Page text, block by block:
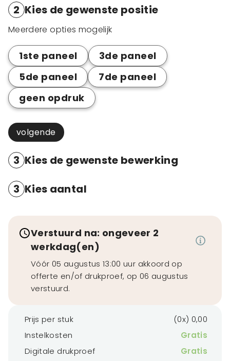
2 Kies de gewenste positie
Meerdere opties mogelijk
1ste paneel
3de paneel
5de paneel
7de paneel
geen opdruk
volgende
3 Kies de gewenste bewerking
3 Kies aantal
Verstuurd na: ongeveer 2
werkdag(en)
Vóór 05 augustus 13:00 uur akkoord op
offerte en/of drukproef, op 06 augustus
verstuurd.
Prijs per stuk
(0x) 0,00
Instelkosten
Gratis
Digitale drukproef
Gratis